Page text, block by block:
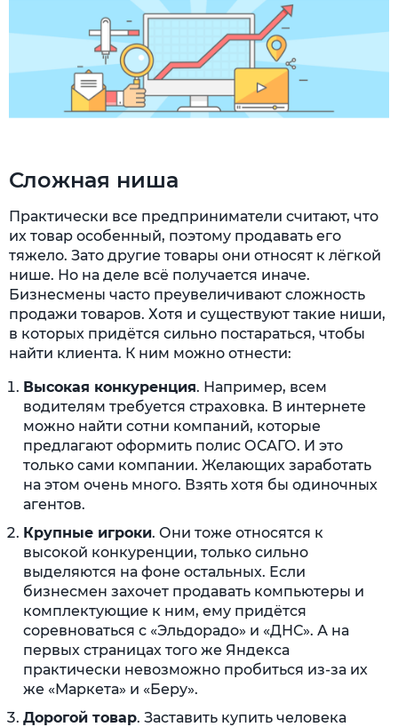
Сложная ниша
Практически все предприниматели считают, что
их товар особенный, поэтому продавать его
тяжело. Зато другие товары они относят к лёгкой
нише. Но на деле всё получается иначе.
Бизнесмены часто преувеличивают сложность
продажи товаров. Хотя и существуют такие ниши,
в которых придётся сильно постараться, чтобы
найти клиента. К ним можно отнести:
Высокая конкуренция. Например, всем
водителям требуется страховка. В интернете
можно найти сотни компаний, которые
предлагают оформить полис ОСАГО. И это
только сами компании. Желающих заработать
на этом очень много. Взять хотя бы одиночных
агентов.
Крупные игроки. Они тоже относятся к
высокой конкуренции, только сильно
выделяются на фоне остальных. Если
бизнесмен захочет продавать компьютеры и
комплектующие к ним, ему придётся
соревноваться с «Эльдорадо» и «ДНС». А на
первых страницах того же Яндекса
практически невозможно пробиться из-за их
же «Маркета» и «Беру».
Дорогой товар. Заставить купить человека